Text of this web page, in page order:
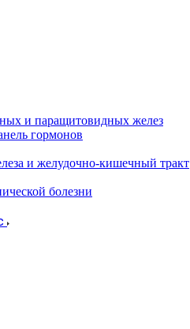
и паращитовидных желез
гормонов
и желудочно-кишечный тракт
болезни